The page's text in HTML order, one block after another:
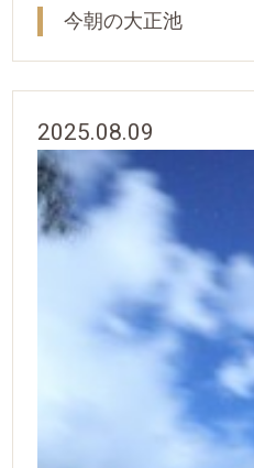
今朝の大正池
2025.08.09